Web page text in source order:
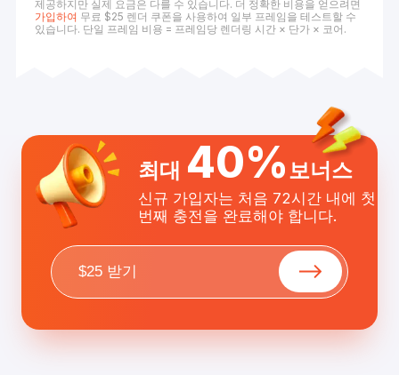
제공하지만 실제 요금은 다를 수 있습니다. 더 정확한 비용을 얻으려면
가입하여 무료 $25 렌더 쿠폰을 사용하여 일부 프레임을 테스트할 수
있습니다. 단일 프레임 비용 = 프레임당 렌더링 시간 × 단가 × 코어.
최대 40%보너스
신규 가입자는 처음 72시간 내에 첫
번째 충전을 완료해야 합니다.